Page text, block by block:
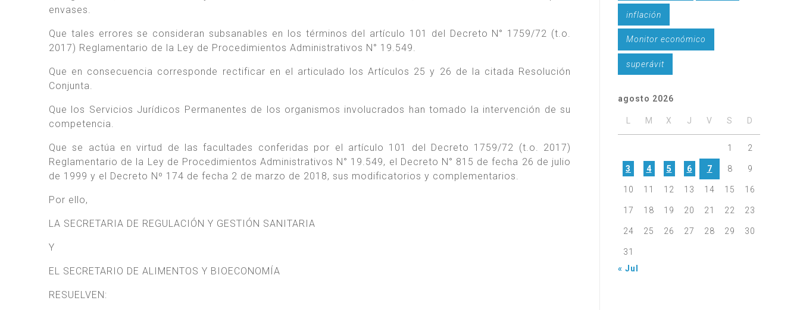
envases.
Que tales errores se consideran subsanables en los términos del artículo 101 del Decreto N° 1759/72 (t.o.
2017) Reglamentario de la Ley de Procedimientos Administrativos N° 19.549.
Que en consecuencia corresponde rectificar en el articulado los Artículos 25 y 26 de la citada Resolución
Conjunta.
Que los Servicios Jurídicos Permanentes de los organismos involucrados han tomado la intervención de su
competencia.
Que se actúa en virtud de las facultades conferidas por el artículo 101 del Decreto 1759/72 (t.o. 2017)
Reglamentario de la Ley de Procedimientos Administrativos N° 19.549, el Decreto N° 815 de fecha 26 de julio
de 1999 y el Decreto Nº 174 de fecha 2 de marzo de 2018, sus modificatorios y complementarios.
Por ello,
LA SECRETARIA DE REGULACIÓN Y GESTIÓN SANITARIA
Y
EL SECRETARIO DE ALIMENTOS Y BIOECONOMÍA
RESUELVEN:
inflación
Monitor económico
superávit
agosto 2026
M X J V S D
1 2
3 4 5 6 7 8 9
10 11 12 13 14 15 16
17 18 19 20 21 22 23
24 25 26 27 28 29 30
31
« Jul